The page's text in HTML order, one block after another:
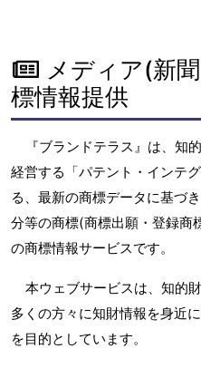
メディア(新
標情報提供
『ブランドテラス』は、知
経営する「パテント・インテ
る、最新の商標データに基づ
分等の商標(商標出願・登録商
の商標情報サービスです。
本ウェブサービスは、知的
多くの方々に知財情報を身近
を目的としています。